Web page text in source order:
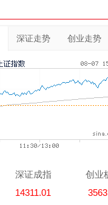
深证走势 创业走势
深证成指
14311.01
创业